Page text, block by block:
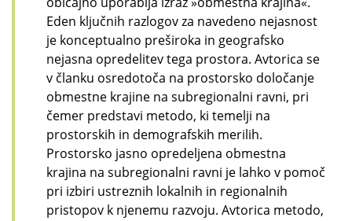
Eden ključnih razlogov za navedeno nejasnost
je konceptualno preširoka in geografsko
nejasna opredelitev tega prostora. Avtorica se
v članku osredotoča na prostorsko določanje
obmestne krajine na subregionalni ravni, pri
čemer predstavi metodo, ki temelji na
prostorskih in demografskih merilih.
Prostorsko jasno opredeljena obmestna
krajina na subregionalni ravni je lahko v pomoč
pri izbiri ustreznih lokalnih in regionalnih
pristopov k njenemu razvoju. Avtorica metodo,